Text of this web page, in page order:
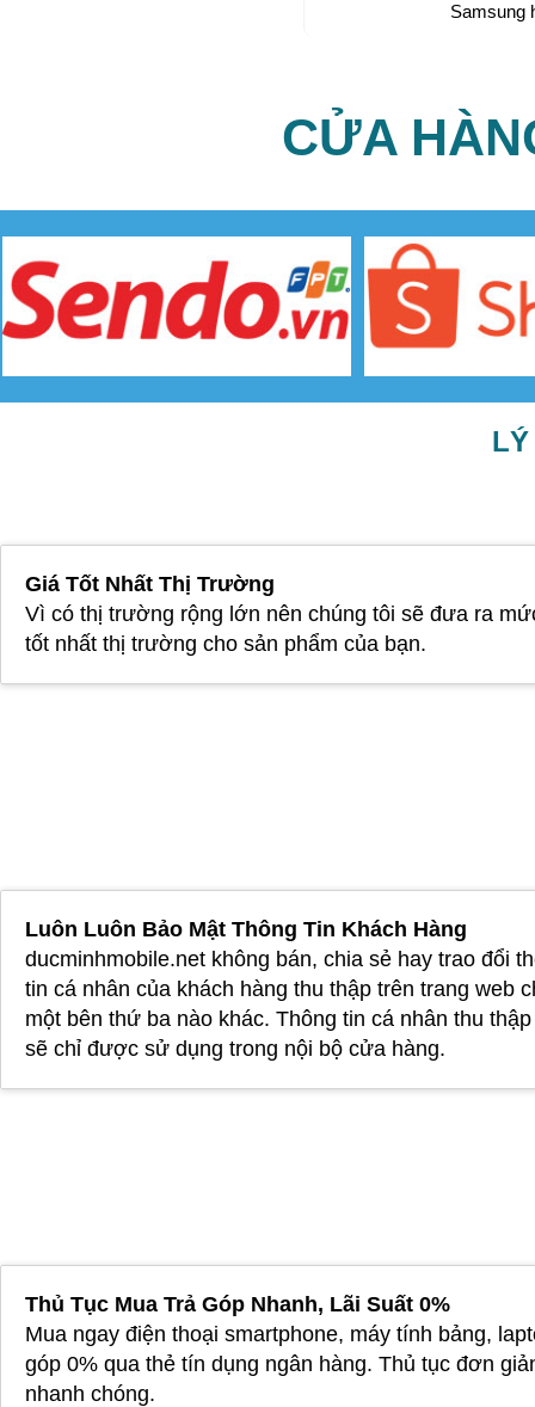
Samsung
CỬA
LÝ
Giá Tốt Nhất Thị Trường
Vì có thị trường rộng lớn nên chúng tôi sẽ đưa ra
tốt nhất thị trường cho sản phẩm của bạn.
Luôn Luôn Bảo Mật Thông Tin Khách Hàng
ducminhmobile.net không bán, chia sẻ hay trao đổi
tin cá nhân của khách hàng thu thập trên trang web
một bên thứ ba nào khác. Thông tin cá nhân thu
sẽ chỉ được sử dụng trong nội bộ cửa hàng.
Thủ Tục Mua Trả Góp Nhanh, Lãi Suất 0%
Mua ngay điện thoại smartphone, máy tính bảng,
góp 0% qua thẻ tín dụng ngân hàng. Thủ tục đơn
nhanh chóng.